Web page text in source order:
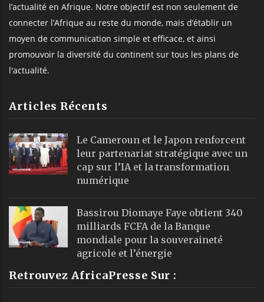
l’actualité en Afrique. Notre objectif est non seulement de
connecter l’Afrique au reste du monde, mais d’établir un
moyen de communication simple et efficace, et ainsi
promouvoir la diversité du continent sur tous les plans de
l'actualité.
Articles Récents
Le Cameroun et le Japon renforcent
leur partenariat stratégique avec un
cap sur l’IA et la transformation
numérique
Bassirou Diomaye Faye obtient 340
milliards FCFA de la Banque
mondiale pour la souveraineté
agricole et l’énergie
Retrouvez AfricaPresse Sur :